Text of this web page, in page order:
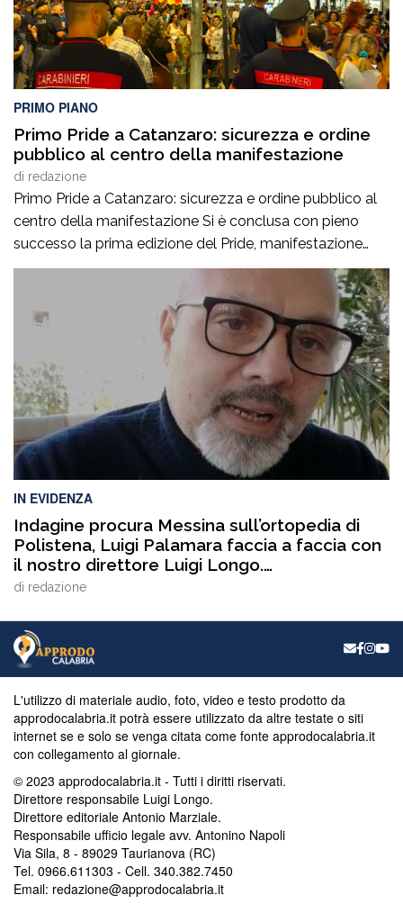
PRIMO PIANO
Primo Pride a Catanzaro: sicurezza e ordine
pubblico al centro della manifestazione
di redazione
Primo Pride a Catanzaro: sicurezza e ordine pubblico al
centro della manifestazione Si è conclusa con pieno
successo la prima edizione del Pride, manifestazione
accompagnata da un ricco programma di eventi
collaterali, tra cui AperiPride, presentazioni di libri, incontri
culturali, dibattiti, talk e momenti di confronto ospitati a
Catanzaro, con interventi e riflessioni dedicati ai […]
IN EVIDENZA
Indagine procura Messina sull’ortopedia di
Polistena, Luigi Palamara faccia a faccia con
il nostro direttore Luigi Longo.
VIDEOINTERVISTA
di redazione
L'utilizzo di materiale audio, foto, video e testo prodotto da
approdocalabria.it potrà essere utilizzato da altre testate o siti
internet se e solo se venga citata come fonte approdocalabria.it
con collegamento al giornale.
© 2023 approdocalabria.it - Tutti i diritti riservati.
Direttore responsabile Luigi Longo.
Direttore editoriale Antonio Marziale.
Responsabile ufficio legale avv. Antonino Napoli
Via Sila, 8 - 89029 Taurianova (RC)
Tel. 0966.611303 - Cell. 340.382.7450
Email: redazione@approdocalabria.it